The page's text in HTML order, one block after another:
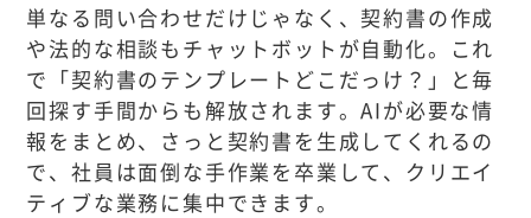
単なる問い合わせだけじゃなく、契約書の作成
や法的な相談もチャットボットが自動化。これ
で「契約書のテンプレートどこだっけ？」と毎
回探す手間からも解放されます。AIが必要な情
報をまとめ、さっと契約書を生成してくれるの
で、社員は面倒な手作業を卒業して、クリエイ
ティブな業務に集中できます。